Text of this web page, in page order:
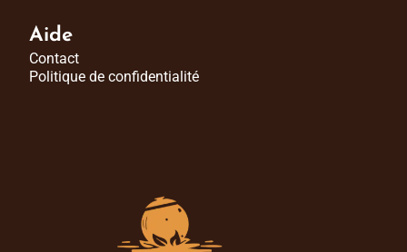
Aide
Contact
Politique de confidentialité